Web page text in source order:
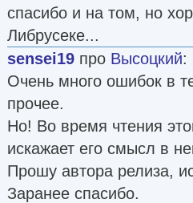
спасибо и на том, но
Либрусеке...
sensei19 про Высоцкий:
Очень много ошибок в
прочее.
Но! Во время чтения
искажает его смысл в
Прошу автора релиза,
Заранее спасибо.